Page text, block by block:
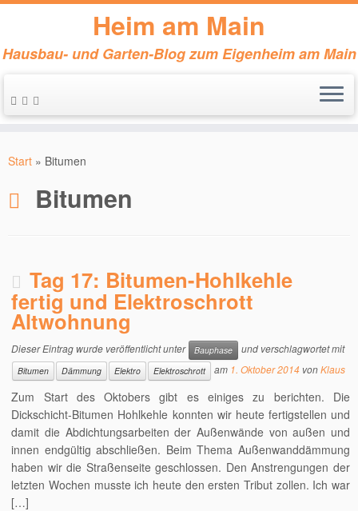
Inhalt
Heim am Main
Hausbau- und Garten-Blog zum Eigenheim am Main
Start » Bitumen
Bitumen
Tag 17: Bitumen-Hohlkehle
fertig und Elektroschrott
Altwohnung
Dieser Eintrag wurde veröffentlicht unter Bauphase und verschlagwortet mit
Bitumen Dämmung Elektro Elektroschrott am 1. Oktober 2014 vonKlaus
Zum Start des Oktobers gibt es einiges zu berichten. Die
Dickschicht-Bitumen Hohlkehle konnten wir heute fertigstellen und
damit die Abdichtungsarbeiten der Außenwände von außen und
innen endgültig abschließen. Beim Thema Außenwanddämmung
haben wir die Straßenseite geschlossen. Den Anstrengungen der
letzten Wochen musste ich heute den ersten Tribut zollen. Ich war
[…]